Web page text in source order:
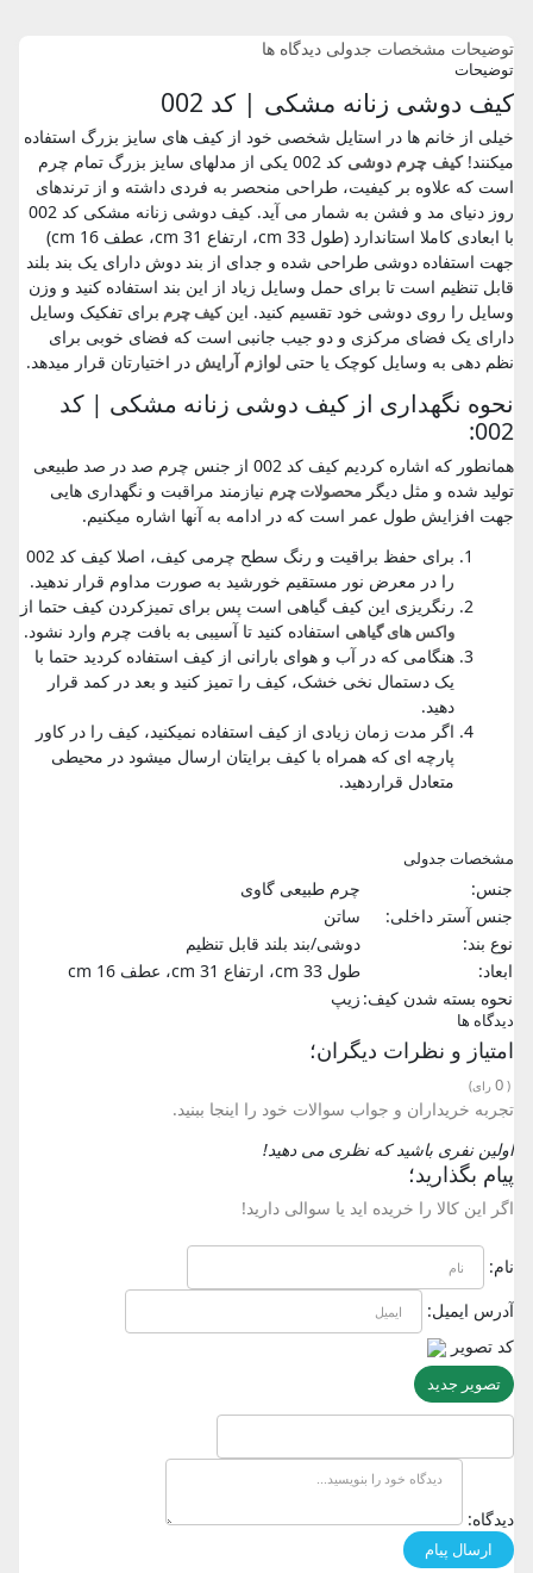
توضیحات مشخصات جدولی دیدگاه ها
توضیحات
کیف دوشی زنانه مشکی | کد 002
خیلی از خانم ها در استایل شخصی خود از کیف های سایز بزرگ استفاده
میکنند!کیف چرم دوشی
کد 002 یکی از مدلهای سایز بزرگ تمام چرم
است که علاوه بر کیفیت، طراحی منحصر به فردی داشته و از ترندهای
روز دنیای مد و فشن به شمار می آید. کیف دوشی زنانه مشکی کد 002
با ابعادی کاملا استاندارد (طول 33 cm، ارتفاع 31 cm، عطف 16 cm)
جهت استفاده دوشی طراحی شده و جدای از بند دوش دارای یک بند بلند
قابل تنظیم است تا برای حمل وسایل زیاد از این بند استفاده کنید و وزن
وسایل را روی دوشی خود تقسیم کنید. اینکیفچرم برای تفکیک وسایل
دارای یک فضای مرکزی و دو جیب جانبی است که فضای خوبی برای
نظم دهی به وسایل کوچک یا حتیلوازم آرایش در اختیارتان قرار میدهد.
نحوه نگهداری از کیف دوشی زنانه مشکی | کد
002:
همانطور که اشاره کردیم کیف کد 002 از جنس چرم صد در صد طبیعی
تولید شده و مثل دیگرمحصولات چرم نیازمند مراقبت و نگهداری هایی
جهت افزایش طول عمر است که در ادامه به آنها اشاره میکنیم.
برای حفظ براقیت و رنگ سطح چرمی کیف، اصلا کیف کد 002
را در معرض نور مستقیم خورشید به صورت مداوم قرار ندهید.
رنگریزی این کیف گیاهی است پس برای تمیزکردن کیف حتما از
واکس های گیاهی استفاده کنید تا آسیبی به بافت چرم وارد نشود.
هنگامی که در آب و هوای بارانی از کیف استفاده کردید حتما با
یک دستمال نخی خشک، کیف را تمیز کنید و بعد در کمد قرار
دهید.
اگر مدت زمان زیادی از کیف استفاده نمیکنید، کیف را در کاور
پارچه ای که همراه با کیف برایتان ارسال میشود در محیطی
متعادل قراردهید.
مشخصات جدولی
جنس:
چرم طبیعی گاوی
جنس آستر داخلی:
ساتن
نوع بند:
دوشی/بند بلند قابل تنظیم
ابعاد:
طول 33 cm، ارتفاع 31 cm، عطف 16 cm
نحوه بسته شدن کیف: زیپ
دیدگاه ها
امتیاز و نظرات دیگران؛
(
0 رای)
تجربه خریداران و جواب سوالات خود را اینجا ببنید.
اولین نفری باشید که نظری می دهید!
پیام بگذارید؛
اگر این کالا را خریده اید یا سوالی دارید!
نام:
آدرس ایمیل:
کد تصویر
تصویر جدید
دیدگاه: